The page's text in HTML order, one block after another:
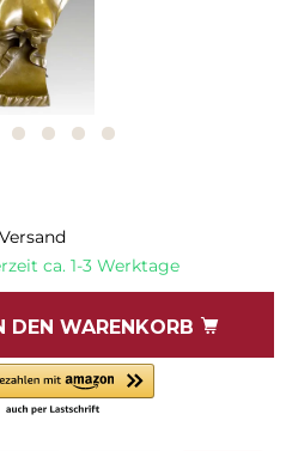
ca. 1-3 Werktage
DEN WARENKORB